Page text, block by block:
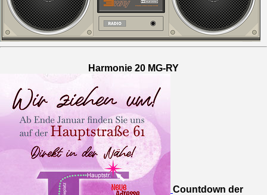
Harmonie 20 MG-RY
Countdown der